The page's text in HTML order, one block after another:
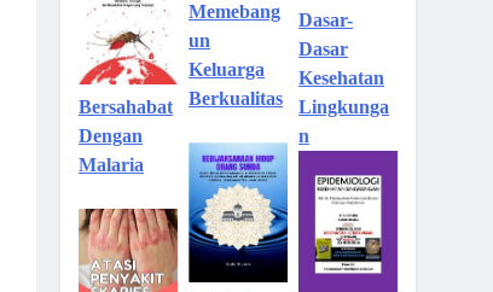
Bersahabat
Dengan
Malaria
Memebang
un
Keluarga
Berkualitas
Dasar-
Dasar
Kesehatan
Lingkunga
n